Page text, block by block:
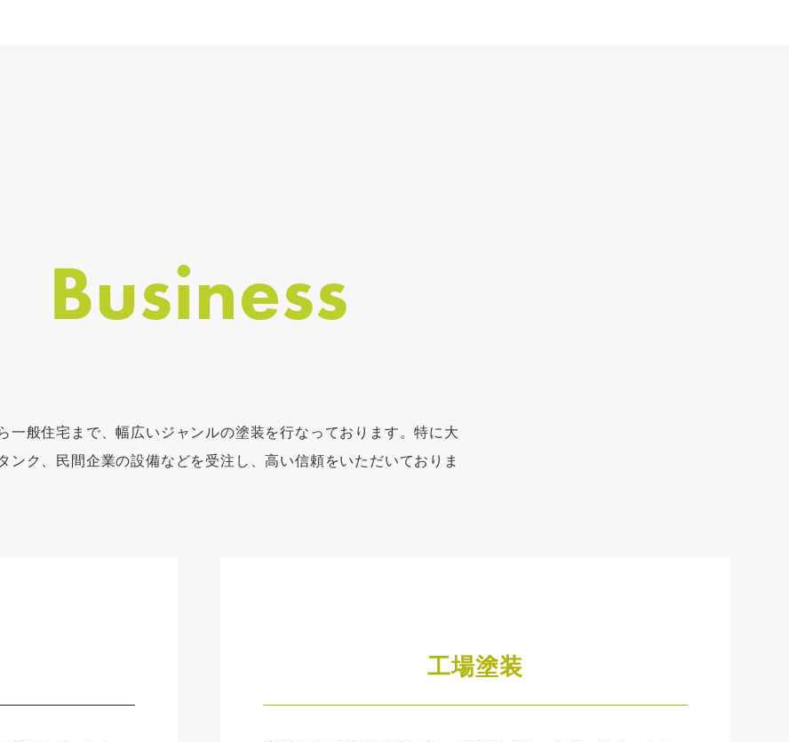
Business
般住宅まで、幅広いジャンルの塗装を行なっております。特に大
ク、民間企業の設備などを受注し、高い信頼をいただいておりま
工場塗装